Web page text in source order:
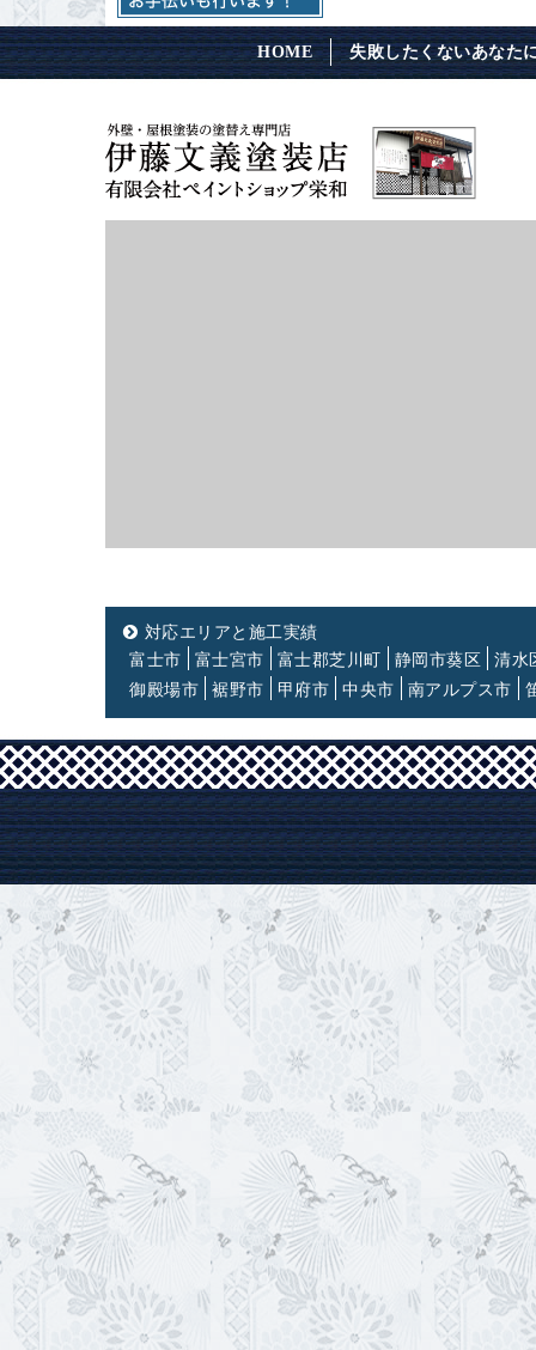
HOME 失敗したくないあなた
対応エリアと施工実績
富士市
富士宮市 富士郡芝川町 静岡市葵区
清水
御殿場市
裾野市 甲府市 中央市 南アルプス市